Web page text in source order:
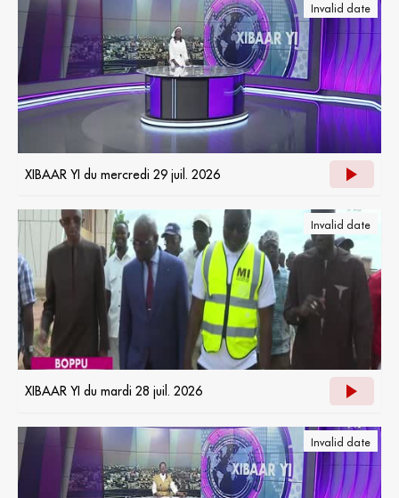
Invalid date
XIBAAR YI du mercredi 29 juil. 2026
Invalid date
XIBAAR YI du mardi 28 juil. 2026
Invalid date